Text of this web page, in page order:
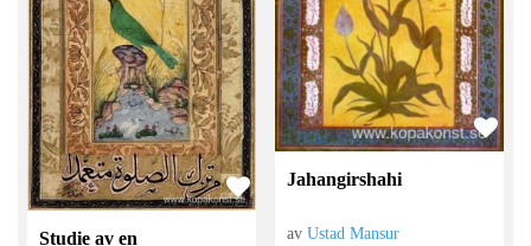
Studie av en
Jahangirshahi
avUstad Mansur